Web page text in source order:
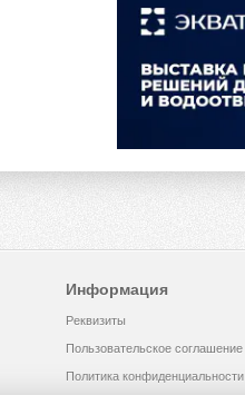
Информация
Реквизиты
Пользовательское соглашение
Политика конфиденциальности